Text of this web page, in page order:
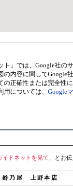
ト」では、Google社の
の内容に関してGoogle
の正確性または完全性
については、 Google
イドネットを見て 」とお
鈴乃屋 上野本店